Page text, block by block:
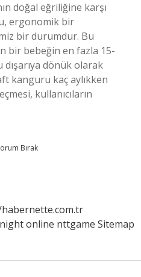
doğal eğriliğine karşı
ergonomik bir
bir durumdur. Bu
bir bebeğin en fazla 15-
dışarıya dönük olarak
kanguru kaç aylıkken
kullanıcıların
Bırak
online nttgame Sitemap